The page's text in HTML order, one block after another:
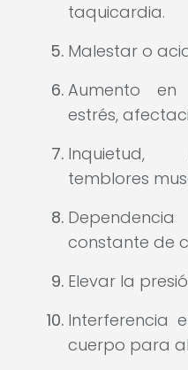
taquicardia.
Malestar o
Aumento
estrés,
Inquietud,
temblores
constante de
Elevar la
Interferencia
cuerpo para